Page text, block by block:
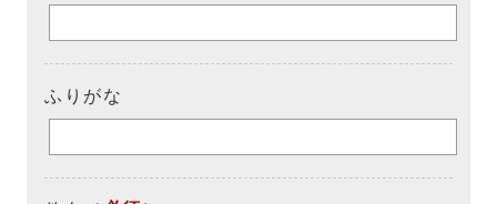
ふりがな